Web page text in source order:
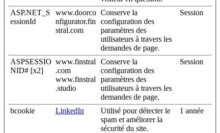
ASP.NET_S
essionId
www.doorco
nfigurator.fin
stral.com
Conserve la
configuration des
paramètres des
utilisateurs à travers les
demandes de page.
Session
ASPSESSIO
NID# [x2]
www.finstral
.com
www.finstral
.studio
Conserve la
configuration des
paramètres des
utilisateurs à travers les
demandes de page.
Session
bcookie LinkedIn
Utilisé pour détecter le
spam et améliorer la
sécurité du site.
1 année